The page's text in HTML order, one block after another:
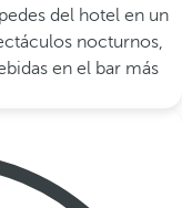
del hotel en un
nocturnos,
en el bar más